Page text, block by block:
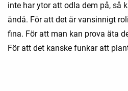
inte har ytor att odla dem på, så
ändå. För att det är vansinnigt
fina. För att man kan prova äta
För att det kanske funkar att